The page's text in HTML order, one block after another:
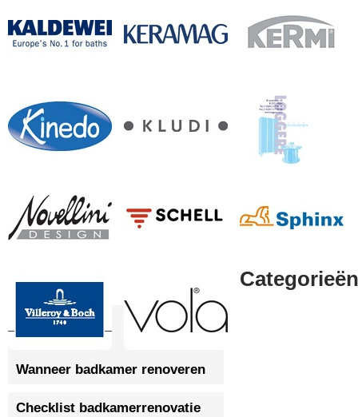
Categorieën
Wanneer badkamer renoveren
Checklist badkamerrenovatie